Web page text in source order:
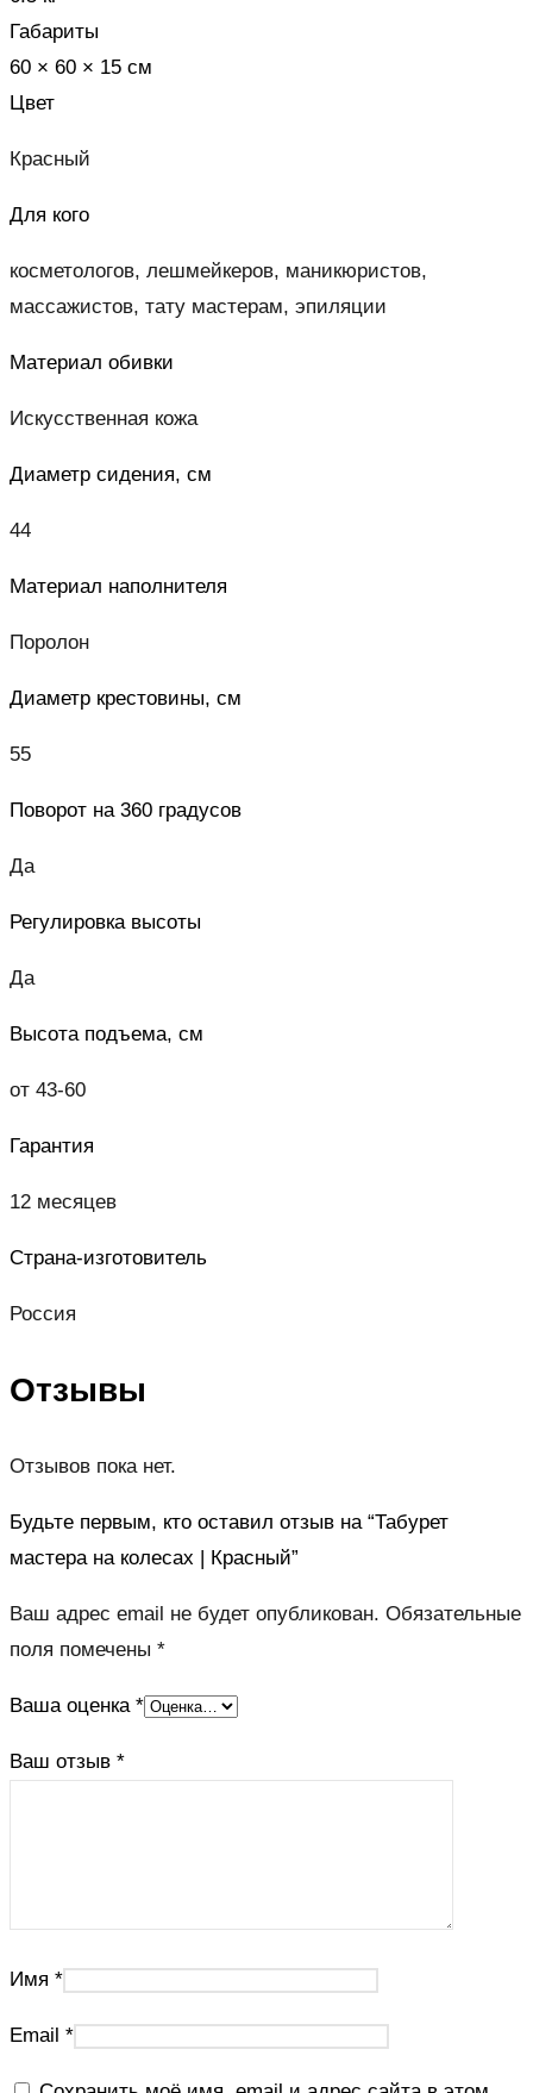
Габариты
60 × 60 × 15 см
Цвет
Красный
Для кого
косметологов, лешмейкеров, маникюристов,
массажистов, тату мастерам, эпиляции
Материал обивки
Искусственная кожа
Диаметр сидения, см
44
Материал наполнителя
Поролон
Диаметр крестовины, см
55
Поворот на 360 градусов
Да
Регулировка высоты
Да
Высота подъема, см
от 43-60
Гарантия
12 месяцев
Страна-изготовитель
Россия
Отзывы
Отзывов пока нет.
Будьте первым, кто оставил отзыв на “Табурет
мастера на колесах | Красный”
Ваш адрес email не будет опубликован. Обязательные
поля помечены *
Ваша оценка *
Ваш отзыв *
Имя *
Email *